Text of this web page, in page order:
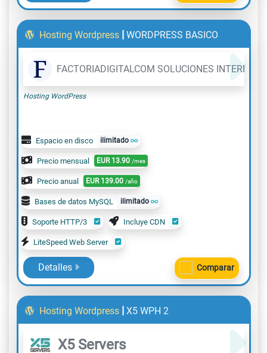
Hosting Wordpress | WORDPRESS BASICO
FACTORIADIGITALCOM SOLUCIONES INTERNET,
Hosting WordPress
Espacio en disco ilimitado
Precio mensual EUR 13.90 /mes
Precio anual EUR 139.00 /año
Bases de datos MySQL ilimitado
Soporte HTTP/3 Incluye CDN
LiteSpeed Web Server
Detalles Comparar
Hosting Wordpress | X5 WPH 2
X5 Servers